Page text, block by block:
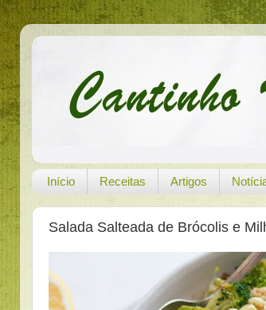
Início Receitas Artigos
Salada Salteada de Brócolis e